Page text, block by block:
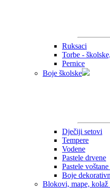
Ruksaci
Torbe -
Pernice
Boje školske
Dječiji setovi
Tempere
Vodene
Pastele drvene
Pastele
Boje
Blokovi, mape,